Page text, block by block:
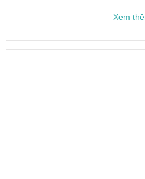
bán hàng đa kênh là gì? Doanh
sao
Xem